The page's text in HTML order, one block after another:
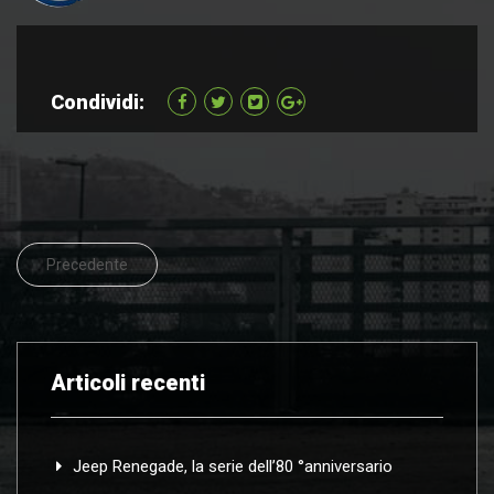
Condividi:
Precedente
Articoli recenti
Jeep Renegade, la serie dell’80 °anniversario